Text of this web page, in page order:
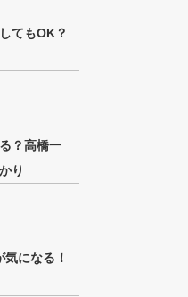
てもOK？
？高橋一
り
になる！